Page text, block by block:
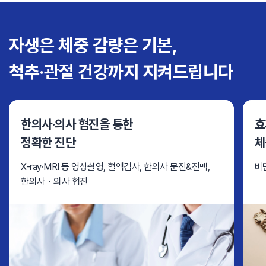
자생은 체중 감량은 기본,
척추·관절 건강까지 지켜드립니다
한의사·의사 협진을 통한
정확한 진단
X-ray·MRI 등 영상촬영, 혈액검사, 한의사 문진&진맥,
한의사・의사 협진
비